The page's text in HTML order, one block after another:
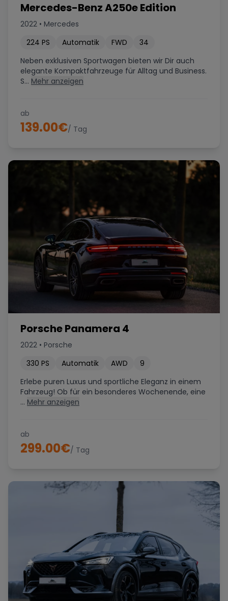
Mercedes-Benz A250e Edition
2022 • Mercedes
224 PS Automatik FWD
34
Neben exklusiven Sportwagen bieten wir Dir auch
elegante Kompaktfahrzeuge für Alltag und Business.
S... Mehr anzeigen
ab
139.00€/ Tag
Porsche Panamera 4
2022 • Porsche
330 PS Automatik AWD
9
Erlebe puren Luxus und sportliche Eleganz in einem
Fahrzeug! Ob für ein besonderes Wochenende, eine
... Mehr anzeigen
ab
299.00€/ Tag